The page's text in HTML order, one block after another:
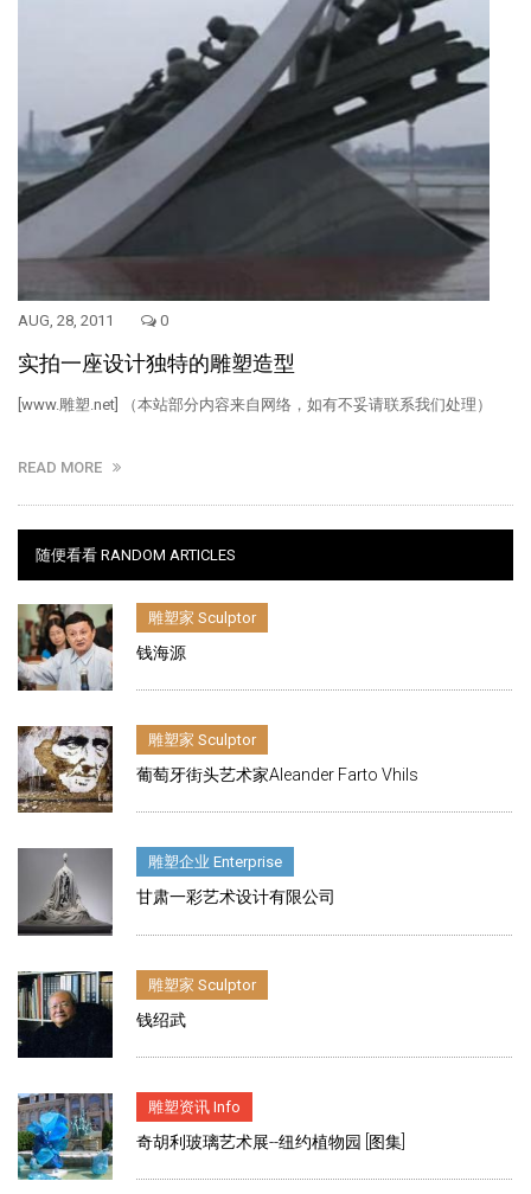
AUG, 28, 2011 0
实拍一座设计独特的雕塑造型
[www.雕塑.net] （本站部分内容来自网络，如有不妥请联系我们处理）
READ MORE
随便看看 RANDOM ARTICLES
雕塑家 Sculptor
钱海源
雕塑家 Sculptor
葡萄牙街头艺术家Aleander Farto Vhils
雕塑企业 Enterprise
甘肃一彩艺术设计有限公司
雕塑家 Sculptor
钱绍武
雕塑资讯 Info
奇胡利玻璃艺术展--纽约植物园 [图集]